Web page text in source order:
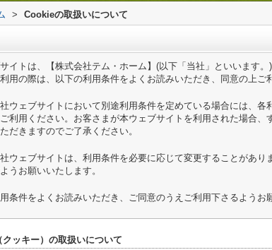
> Cookieの取扱いについて
イトは、【株式会社テム・ホーム】(以下「当社」といいます
用の際は、以下の利用条件をよくお読みいただき、同意の上ご
ウェブサイトにおいて別途利用条件を定めている場合には、各
利用ください。お客さまが本ウェブサイトを利用された場合、
だきますのでご了承ください。
ウェブサイトは、利用条件を必要に応じて変更することがあり
うお願いいたします。
条件をよくお読みいただき、ご同意のうえご利用下さるようお
ッキー）の取扱いについて